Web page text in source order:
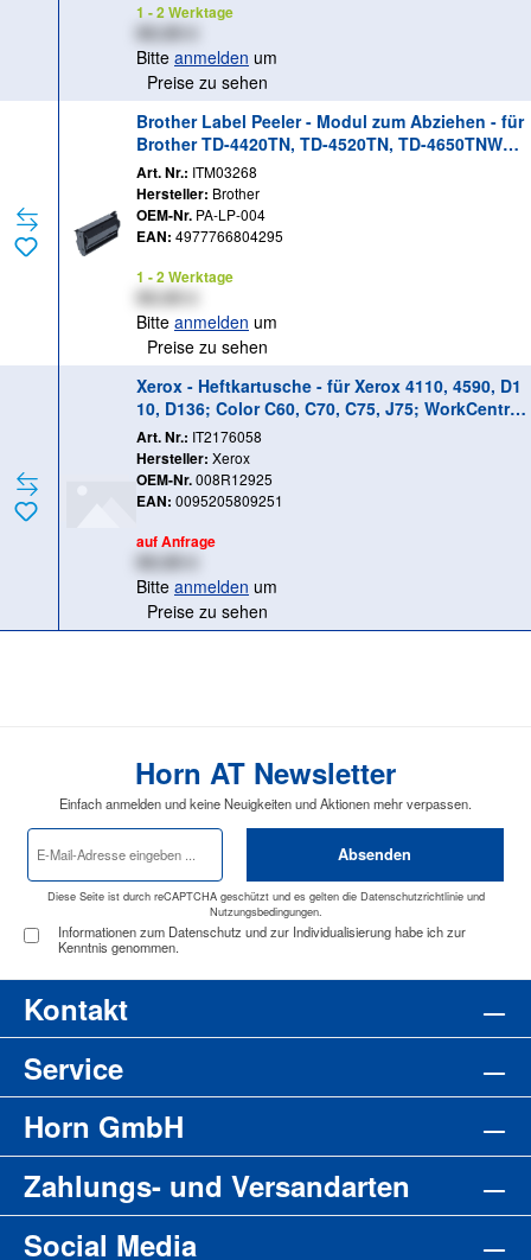
1 - 2 Werktage
Bitte anmelden um
Preise zu sehen
Brother Label Peeler - Modul zum Abziehen - für
Brother TD-4420TN, TD-4520TN, TD-4650TNWB,
TD-4650TNWBR, TD-4750TNWB, TD-4750TNWBR
Art. Nr.: ITM03268
Hersteller: Brother
OEM-Nr. PA-LP-004
EAN: 4977766804295
1 - 2 Werktage
XX,XX €
Bitte anmelden um
Preise zu sehen
Xerox - Heftkartusche - für Xerox 4110, 4590, D1
10, D136; Color C60, C70, C75, J75; WorkCentre
7556, 76XX, 78XX
Art. Nr.: IT2176058
Hersteller: Xerox
OEM-Nr.008R12925
EAN: 0095205809251
auf Anfrage
Bitte anmelden um
Preise zu sehen
Horn AT Newsletter
Einfach anmelden und keine Neuigkeiten und Aktionen mehr verpassen.
E-
Mail-
*
Absenden
Diese Seite ist durch reCAPTCHA geschützt und es gelten die Datenschutzrichtlinieund
Nutzungsbedingungen.
Informationen zum Datenschutz und zur Individualisierung habe ich zur
Kenntnis genommen.
Kontakt
Service
Horn GmbH
Zahlungs- und Versandarten
Social Media